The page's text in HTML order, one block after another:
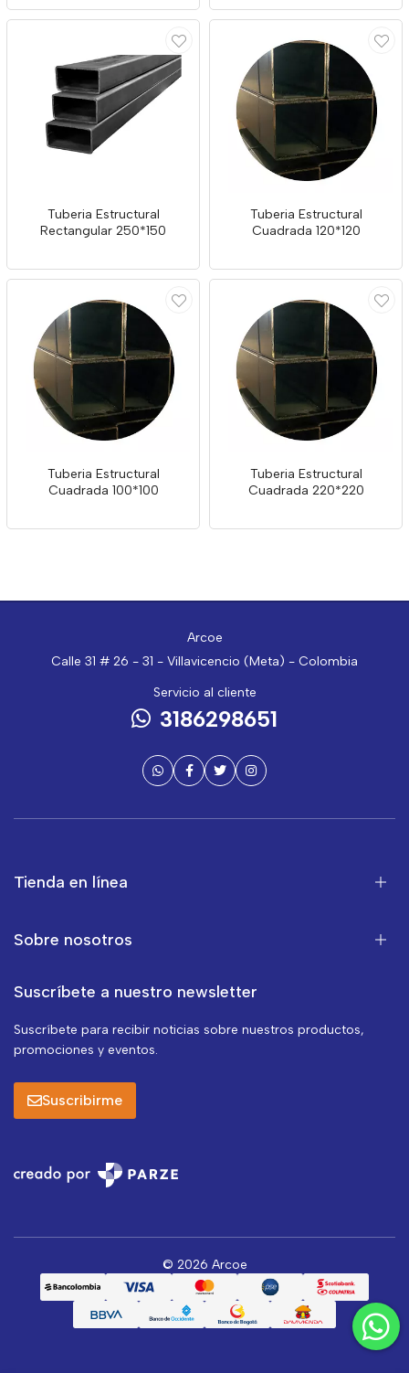
Tuberia Estructural
Rectangular 250*150
Tuberia Estructural
Cuadrada 120*120
Tuberia Estructural
Cuadrada 100*100
Tuberia Estructural
Cuadrada 220*220
Arcoe
Calle 31 # 26 - 31 - Villavicencio (Meta) - Colombia
Servicio al cliente
3186298651
Tienda en línea
Sobre nosotros
Suscríbete a nuestro newsletter
Suscríbete para recibir noticias sobre nuestros productos,
promociones y eventos.
Suscribirme
© 2026 Arcoe